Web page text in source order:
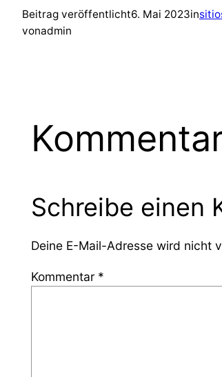
Beitrag veröffentlicht6. Mai 2023in
vonadmin
Schreibe einen
Deine E-Mail-Adresse wird nicht
Kommentar *